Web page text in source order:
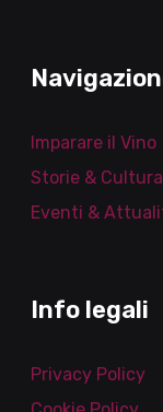
Imparare il Vino
Storie & Cultura
Eventi &
Info legali
Privacy Policy